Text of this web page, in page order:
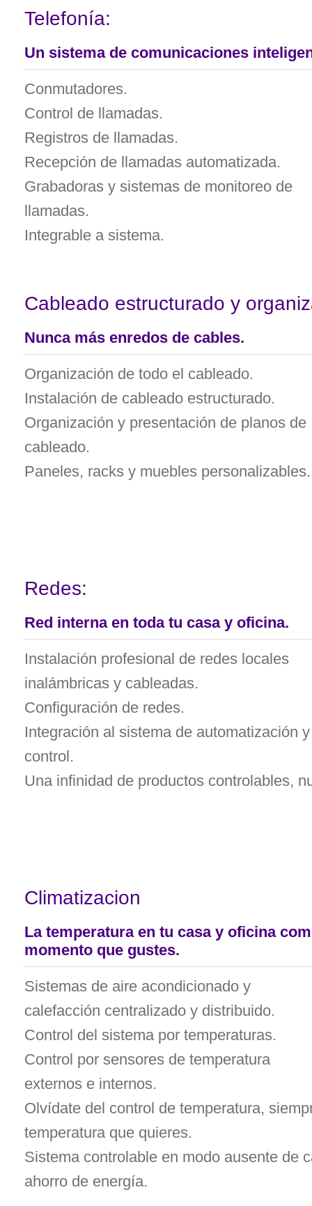
Telefonía:
Un sistema de comunicaciones
Conmutadores.
Control de llamadas.
Registros de llamadas.
Recepción de llamadas automatizada.
Grabadoras y sistemas de monitoreo de
llamadas.
Integrable a sistema.
Cableado estructurado y
Nunca más enredos de cables.
Organización de todo el cableado.
Instalación de cableado estructurado.
Organización y presentación de planos de
cableado.
Paneles, racks y muebles personalizables.
Redes:
Red interna en toda tu casa y oficina.
Instalación profesional de redes locales
inalámbricas y cableadas.
Configuración de redes.
Integración al sistema de automatización y
control.
Una infinidad de productos controlables,
Climatizacion
La temperatura en tu casa y oficina
momento que gustes.
Sistemas de aire acondicionado y
calefacción centralizado y distribuido.
Control del sistema por temperaturas.
Control por sensores de temperatura
externos e internos.
Olvídate del control de temperatura,
temperatura que quieres.
Sistema controlable en modo ausente de
ahorro de energía.